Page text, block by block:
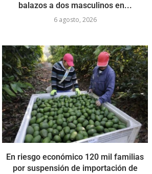
balazos a dos masculinos en...
6 agosto, 2026
En riesgo económico 120 mil familias
por suspensión de importación de